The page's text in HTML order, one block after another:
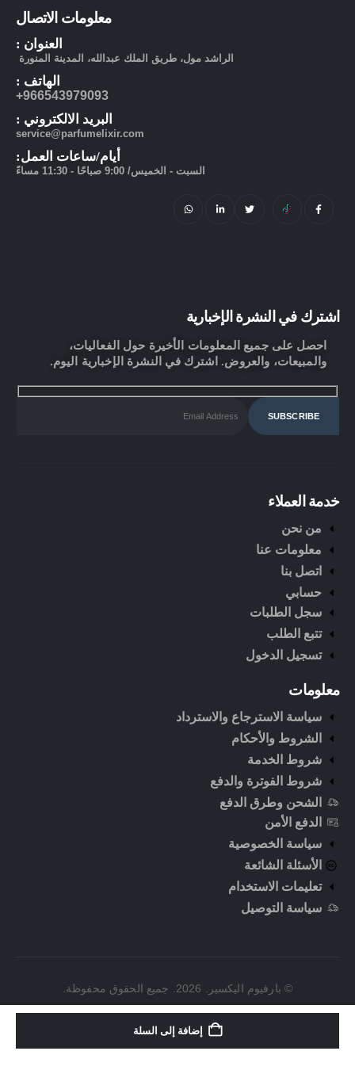
إضافة إلى السلة
معلومات الاتصال
العنوان :
الراشد مول، طريق الملك عبدالله، المدينة المنورة
الهاتف :
966543979093+
البريد الالكتروني :
service@parfumelixir.com
أيام/ساعات العمل:
السبت - الخميس/ 9:00 صباحًا - 11:30 مساءً
اشترك في النشرة الإخبارية
احصل على جميع المعلومات الأخيرة حول الفعاليات،
والمبيعات، والعروض. اشترك في النشرة الإخبارية اليوم.
خدمة العملاء
من نحن
معلومات عنا
اتصل بنا
حسابي
سجل الطلبات
تتبع الطلب
تسجيل الدخول
معلومات
سياسة الاسترجاع والاسترداد
الشروط والأحكام
شروط الخدمة
شروط الفوترة والدفع
الشحن وطرق الدفع
الدفع الأمن
سياسة الخصوصية
الأسئلة الشائعة
تعليمات الاستخدام
سياسة التوصيل
© بارفيوم اليكسير. 2026. جميع الحقوق محفوظة.